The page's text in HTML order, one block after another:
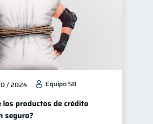
/ 2024 Equipo SB
los productos de crédito
seguro?